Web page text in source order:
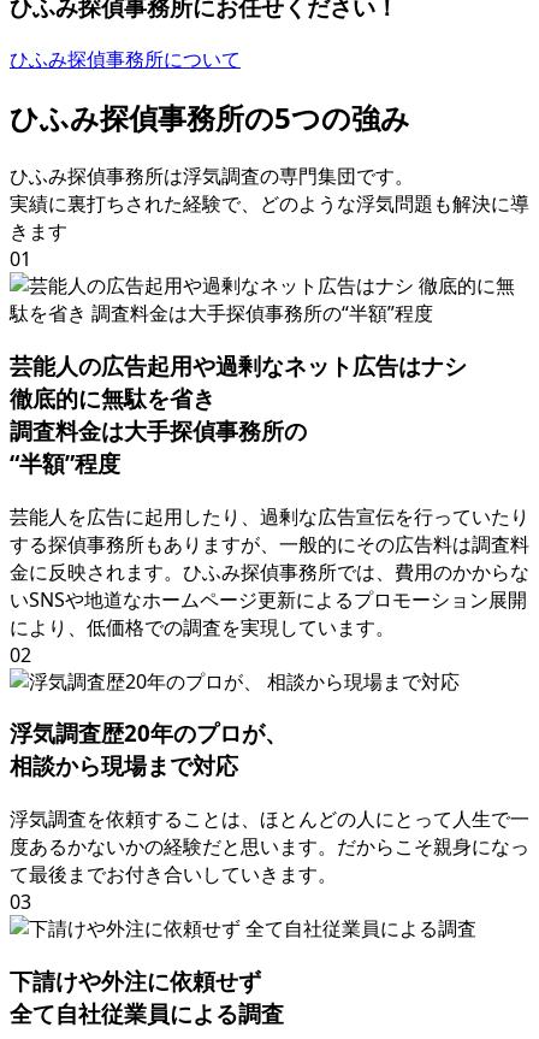
ひふみ探偵事務所にお任せください！
ひふみ探偵事務所について
ひふみ探偵事務所の5つの強み
ひふみ探偵事務所は浮気調査の専⾨集団です。
実績に裏打ちされた経験で、 どのような浮気問題も解決に導
きます
01
芸能人の広告起用や過剰なネット広告はナシ
徹底的に無駄を省き
調査料金は大手探偵事務所の
“半額”程度
芸能人を広告に起用したり 、 過剰な広告宣伝を行っていたり
する探偵事務所もありますが、 一般的にその広告料は調査料
金に反映されます。 ひふみ探偵事務所では、 費用のかからな
いSNSや地道なホームページ更新によるプロモーション展開
により 、 低価格での調査を実現しています。
02
浮気調査歴20年のプロが、
相談から現場まで対応
浮気調査を依頼することは、 ほとんどの⼈にとって⼈⽣で⼀
度あるかないかの経験だと思います。 だからこそ親⾝になっ
て最後までお付き合いしていきます。
03
下請けや外注に依頼せず
全て自社従業員による調査